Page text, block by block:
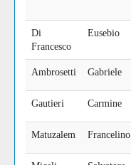
Di
Francesco
Eusebio
Ambrosetti Gabriele
Gautieri Carmine
Matuzalem Francelino